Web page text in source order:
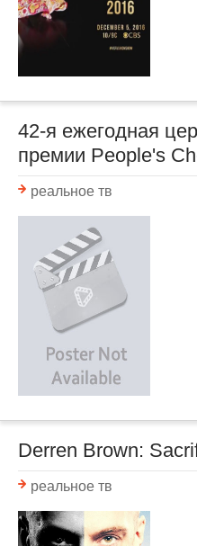
42-я ежегодная
премии People's
реальное тв
Derren Brown:
реальное тв